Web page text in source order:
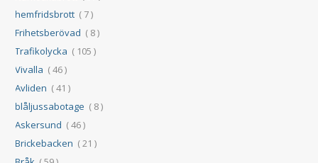
hemfridsbrott ( 7 )
Frihetsberövad ( 8 )
Trafikolycka ( 105 )
Vivalla ( 46 )
Avliden ( 41 )
blåljussabotage ( 8 )
Askersund ( 46 )
Brickebacken ( 21 )